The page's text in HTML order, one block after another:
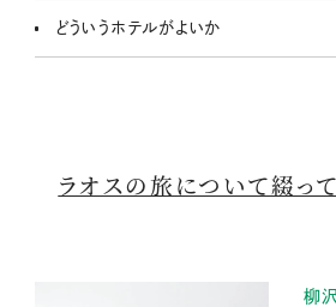
どういうホテルがよいか
ラオスの旅について綴っ
柳